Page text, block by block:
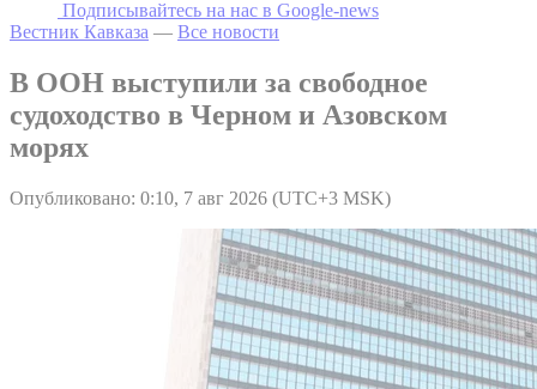
Подписывайтесь на наc в Google-news
Вестник Кавказа — Все новости
В ООН выступили за свободное
судоходство в Черном и Азовском
морях
Опубликовано: 0:10, 7 авг 2026 (UTC+3 MSK)